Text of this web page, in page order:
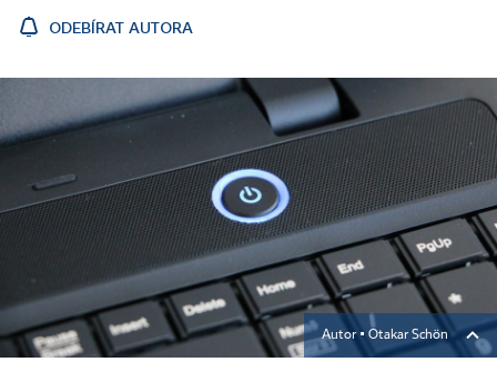
ODEBÍRAT AUTORA
Autor ▪ Otakar Schön